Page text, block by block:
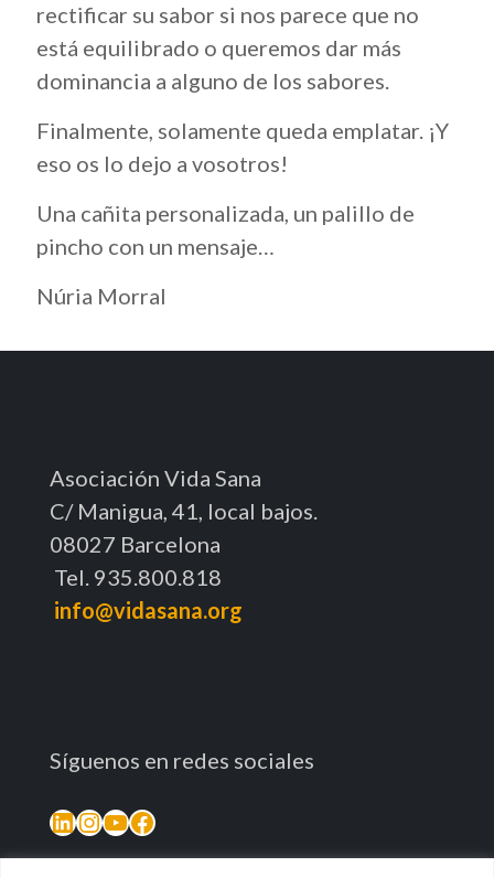
rectificar su sabor si nos parece que no
está equilibrado o queremos dar más
dominancia a alguno de los sabores.
Finalmente, solamente queda emplatar. ¡Y
eso os lo dejo a vosotros!
Una cañita personalizada, un palillo de
pincho con un mensaje…
Núria Morral
Asociación Vida Sana
C/ Manigua, 41, local bajos.
08027 Barcelona
Tel. 935.800.818
info@vidasana.org
Síguenos en redes sociales
LinkedIn
Instagram
YouTube
Facebook